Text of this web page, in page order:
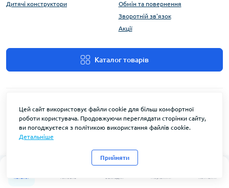
Каталог Головна Закладки
0
Порівняти Контакти
Дитячі конструктори
Обмін та повернення
Зворотній зв'язок
Акції
Каталог товарів
Цей сайт використовує файли cookie для більш комфортної
роботи користувача. Продовжуючи переглядати сторінки сайту,
ви погоджуєтеся з політикою використання файлів cookie.
Детальніше
Прийняти